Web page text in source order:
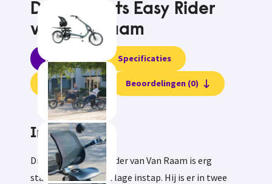
Driewielfiets Easy Rider
van Van Raam
Informatie Specificaties
Testvideo Beoordelingen (0)
Informatie
Driewielfiets Easy Rider van Van Raam is erg
stabiel en heeft een lage instap. Hij is er in twee